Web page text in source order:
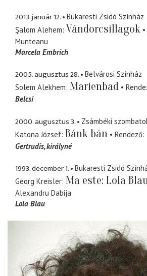
2013. január 12.
Bukaresti Zsidó Színház
Şalom Alehem Vándorcsillagok
Munteanu
Marcela Embrich
2005. augusztus 28.
Belvárosi Színház
Solem Alekhem Marienbad
Belcsi
2000. augusztus 3.
Zsámbéki
Katona József Bánk bán Rendező
Gertrudis királyné
1993. december 1.
Bukaresti Zsidó
Georg Kreisler Ma este: Lola
Alexandru Dabija
Lola Blau